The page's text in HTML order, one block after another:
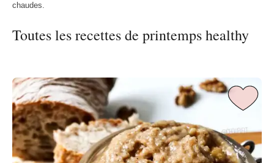
chaudes.
Toutes les recettes de printemps healthy